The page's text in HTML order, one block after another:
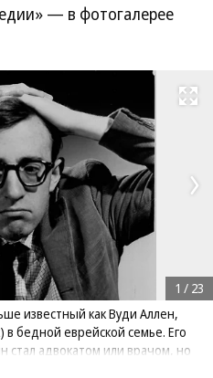
— в фотогалерее
Развернуть
известный как Вуди Аллен,
бедной еврейской семье. Его
стал адвокатом или врачом, но
1 / 23